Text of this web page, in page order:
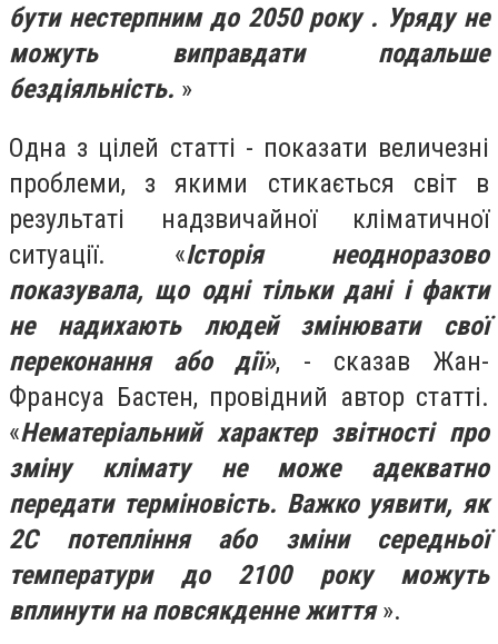
бути нестерпним до 2050 року . Уряду не
можуть виправдати подальше
бездіяльність. »
Одна з цілей статті - показати величезні
проблеми, з якими стикається світ в
результаті надзвичайної кліматичної
ситуації. «Історія неодноразово
показувала, що одні тільки дані і факти
не надихають людей змінювати свої
переконання або дії», - сказав Жан-
Франсуа Бастен, провідний автор статті.
«Нематеріальний характер звітності про
зміну клімату не може адекватно
передати терміновість. Важко уявити, як
2C потепління або зміни середньої
температури до 2100 року можуть
вплинути на повсякденне життя».